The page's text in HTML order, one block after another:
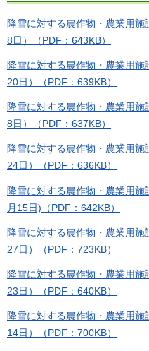
降雪に対する農作物・農業用
8日）（PDF：643KB）
降雪に対する農作物・農業用
20日）（PDF：639KB）
降雪に対する農作物・農業用
8日）（PDF：637KB）
降雪に対する農作物・農業用
24日）（PDF：636KB）
降雪に対する農作物・農業用
月15日)（PDF：642KB）
降雪に対する農作物・農業用
27日）（PDF：723KB）
降雪に対する農作物・農業用
23日）（PDF：640KB）
降雪に対する農作物・農業用
14日）（PDF：700KB）